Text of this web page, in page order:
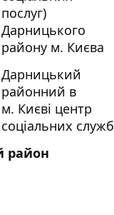
послуг)
Дарницького
району м. Києва
Дарницький
районний в
м. Києві центр
соціальних служб
район